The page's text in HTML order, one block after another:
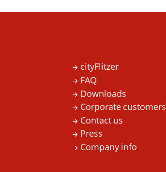
cityFlitzer
FAQ
Downloads
Corporate customers
Contact us
Press
Company info